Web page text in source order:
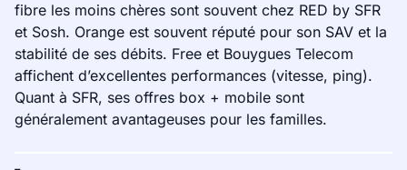
fibre les moins chères sont souvent chez RED by SFR
et Sosh. Orange est souvent réputé pour son SAV et la
stabilité de ses débits. Free et Bouygues Telecom
affichent d’excellentes performances (vitesse, ping).
Quant à SFR, ses offres box + mobile sont
généralement avantageuses pour les familles.